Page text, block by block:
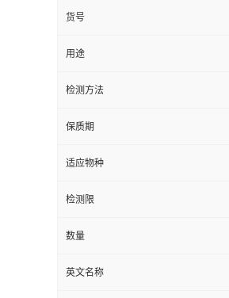
货号
用途
检测方法
保质期
适应物种
检测限
数量
英文名称